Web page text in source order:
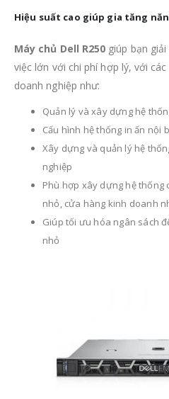
Hiệu suất cao giúp gia tăng
Máy chủ Dell R250 giúp bạn
việc lớn với chi phí hợp lý, với
doanh nghiệp như:
Quản lý và xây dựng hệ
Cấu hình hệ thống in ấn nội
Xây dựng và quản lý hệ
nghiệp
Phù hợp xây dựng hệ thống
nhỏ, cửa hàng kinh doanh
Giúp tối ưu hóa ngân sách
nhỏ